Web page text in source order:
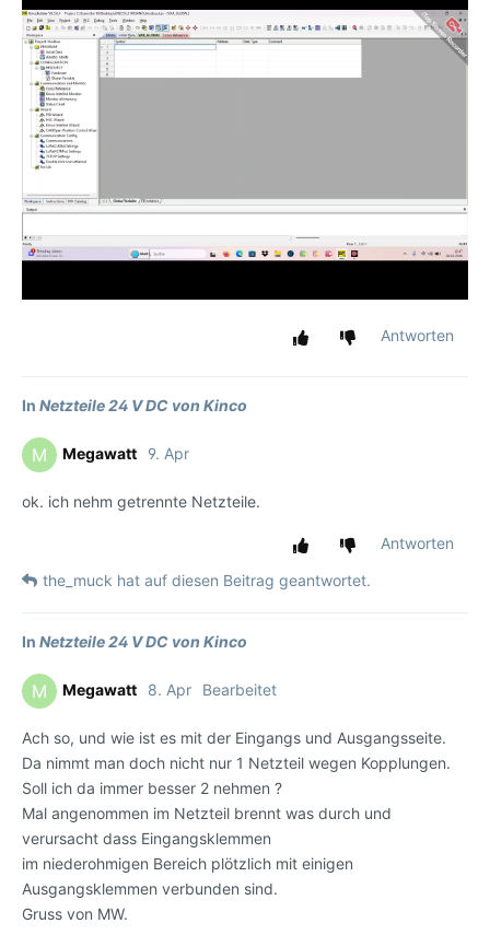
Antworten
In Netzteile 24 V DC von Kinco
M Megawatt 9. Apr
ok. ich nehm getrennte Netzteile.
Antworten
the_muck hat auf diesen Beitrag geantwortet.
In Netzteile 24 V DC von Kinco
M Megawatt 8. Apr Bearbeitet
Ach so, und wie ist es mit der Eingangs und Ausgangsseite.
Da nimmt man doch nicht nur 1 Netzteil wegen Kopplungen.
Soll ich da immer besser 2 nehmen ?
Mal angenommen im Netzteil brennt was durch und
verursacht dass Eingangsklemmen
im niederohmigen Bereich plötzlich mit einigen
Ausgangsklemmen verbunden sind.
Gruss von MW.